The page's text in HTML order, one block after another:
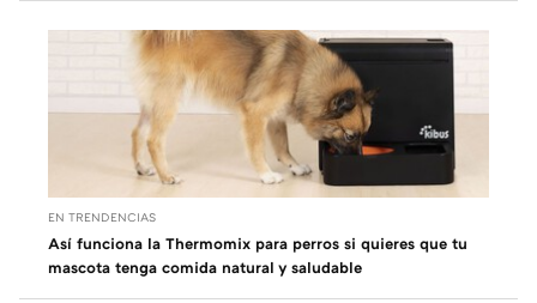
EN TRENDENCIAS
Así funciona la Thermomix para perros si quieres que tu
mascota tenga comida natural y saludable